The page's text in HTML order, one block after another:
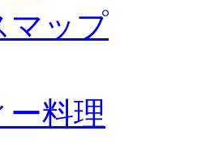
マップ
料理